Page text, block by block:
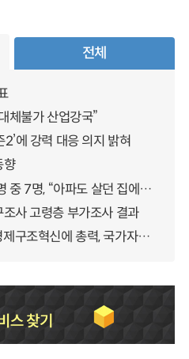
전체
체불가 산업강국”
에 강력 대응 의지 밝혀
향
장기요양 재가 어르신 10명 중 7명, “아파도 살던 집에서 살겠다” 「2025년 장기요양실태조사」 결과 발표
사 고령층 부가조사 결과
잠재성장률 반등을 위해 경제구조혁신에 총력, 국가자산 관리체계 대전환